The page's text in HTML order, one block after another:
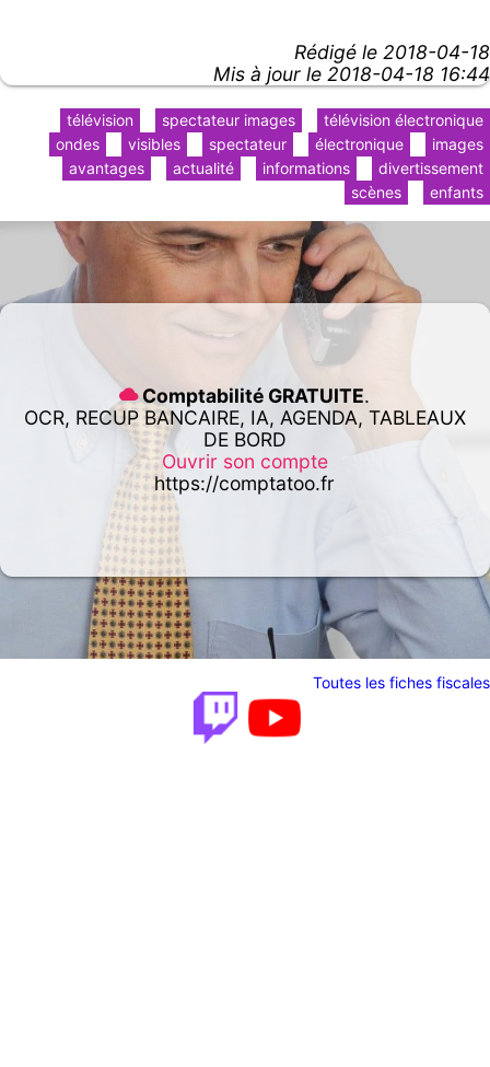
Rédigé le 2018-04-18
Mis à jour le 2018-04-18 16:44
télévision électronique
spectateur images
télévision
images
électronique
spectateur
visibles
ondes
divertissement
informations
actualité
avantages
enfants
scènes
Comptabilité GRATUITE.
OCR, RECUP BANCAIRE, IA, AGENDA, TABLEAUX
DE BORD
Ouvrir son compte
https://comptatoo.fr
Toutes les fiches fiscales